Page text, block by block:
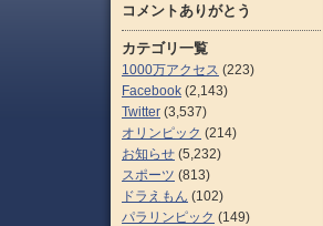
コメントありがとう
カテゴリ一覧
1000万アクセス (223)
Facebook (2,143)
Twitter (3,537)
オリンピック (214)
お知らせ (5,232)
スポーツ (813)
ドラえもん (102)
パラリンピック (149)